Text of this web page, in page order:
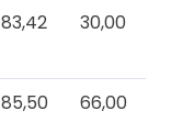
83,42
30,00
85,50
66,00